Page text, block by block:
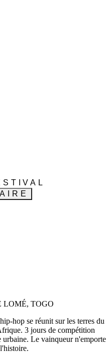
LOMÉ, TOGO
hop se réunit sur les terres du
3 jours de compétition
urbaine. Le vainqueur n'emporte